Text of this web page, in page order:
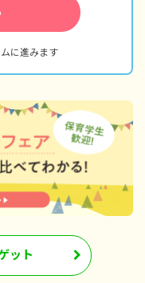
に進みます
ット